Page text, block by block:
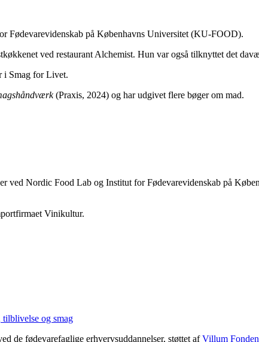
Fødevarevidenskab på Københavns Universitet (KU-FOOD).
ved restaurant Alchemist. Hun var også tilknyttet det
i Smag for Livet.
(Praxis, 2024) og har udgivet flere bøger om mad.
ved Nordic Food Lab og Institut for Fødevarevidenskab på
Vinikultur.
tilblivelse og smag
de fødevarefaglige erhvervsuddannelser, støttet afVillum Fonden